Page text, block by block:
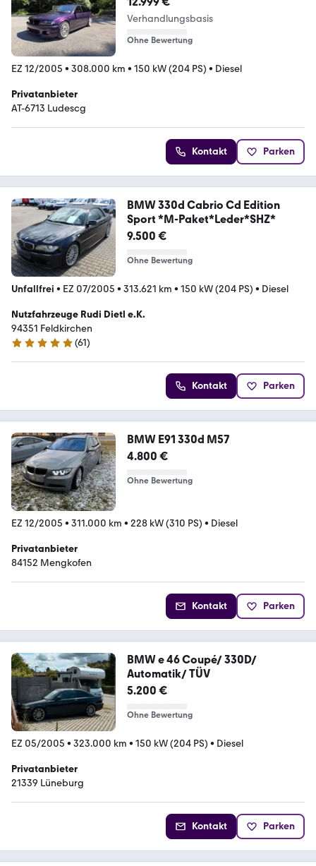
Verhandlungsbasis
Ohne Bewertung
EZ 12/2005 • 308.000 km • 150 kW (204 PS) • Diesel
Privatanbieter
AT-6713 Ludescg
Kontakt Parken
BMW 330d Cabrio Cd Edition
Sport *M-Paket*Leder*SHZ*
9.500 €
Ohne Bewertung
Unfallfrei • EZ 07/2005 • 313.621 km • 150 kW (204 PS) • Diesel
Nutzfahrzeuge Rudi Dietl e.K.
94351 Feldkirchen
4.8 Sterne
(61)
Kontakt Parken
BMW E91 330d M57
4.800 €
Ohne Bewertung
EZ 12/2005 • 311.000 km • 228 kW (310 PS) • Diesel
Privatanbieter
84152 Mengkofen
Kontakt Parken
BMW e 46 Coupé/ 330D/
Automatik/ TÜV
5.200 €
Ohne Bewertung
EZ 05/2005 • 323.000 km • 150 kW (204 PS) • Diesel
Privatanbieter
21339 Lüneburg
Kontakt Parken